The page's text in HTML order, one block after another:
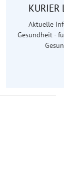
KURIER
Aktuelle
Gesundheit - für